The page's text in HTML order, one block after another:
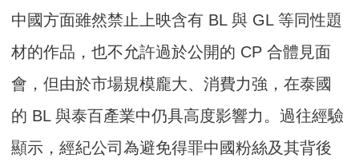
中國方面雖然禁止上映含有 BL 與 GL 等同性題
材的作品，也不允許過於公開的 CP 合體見面
會，但由於市場規模龐大、消費力強，在泰國
的 BL 與泰百產業中仍具高度影響力。過往經驗
顯示，經紀公司為避免得罪中國粉絲及其背後